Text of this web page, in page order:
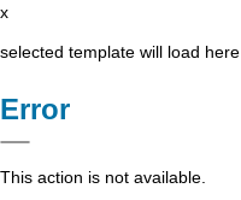
x
selected template will load here
Error
This action is not available.